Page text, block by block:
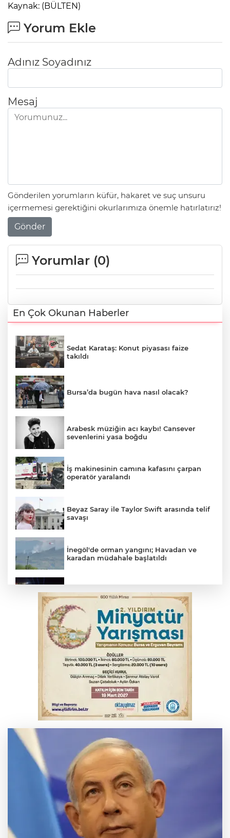
Kaynak: (BÜLTEN)
Yorum Ekle
Adınız Soyadınız
Mesaj
Gönderilen yorumların küfür, hakaret ve suç unsuru
içermemesi gerektiğini okurlarımıza önemle hatırlatırız!
Gönder
Yorumlar (0)
En Çok Okunan Haberler
Sedat Karataş: Konut piyasası faize
takıldı
Bursa’da bugün hava nasıl olacak?
Arabesk müziğin acı kaybı! Cansever
sevenlerini yasa boğdu
İş makinesinin camına kafasını çarpan
operatör yaralandı
Beyaz Saray ile Taylor Swift arasında telif
savaşı
İnegöl'de orman yangını; Havadan ve
karadan müdahale başlatıldı
için bir araya geldi
Bursa'da Mustafa Keser'den müzik ve
kahkaha dolu gece
Bursa'da korkutan kazada 4 yaralı
Karacabey’de makilik alanda orman
yangını